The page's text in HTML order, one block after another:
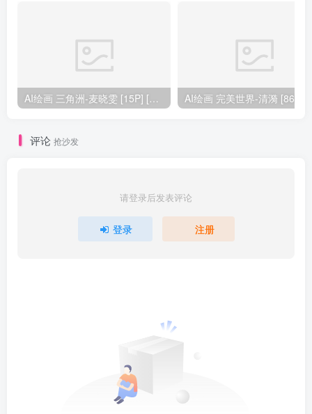
AI绘画 三角洲-麦晓雯 [15P] [57M]
评论 抢沙发
请登录后发表评论
登录 注册